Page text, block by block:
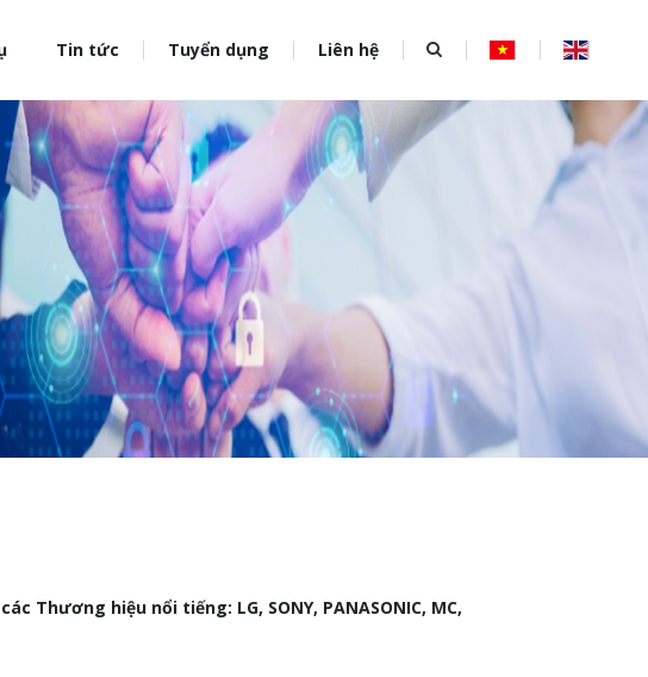
Tin tức Tuyển dụng Liên hệ
Thương hiệu nổi tiếng: LG, SONY, PANASONIC, MC,